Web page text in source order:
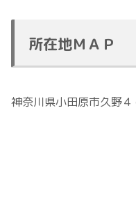
所在地ＭＡＰ
神奈川県小田原市久野４